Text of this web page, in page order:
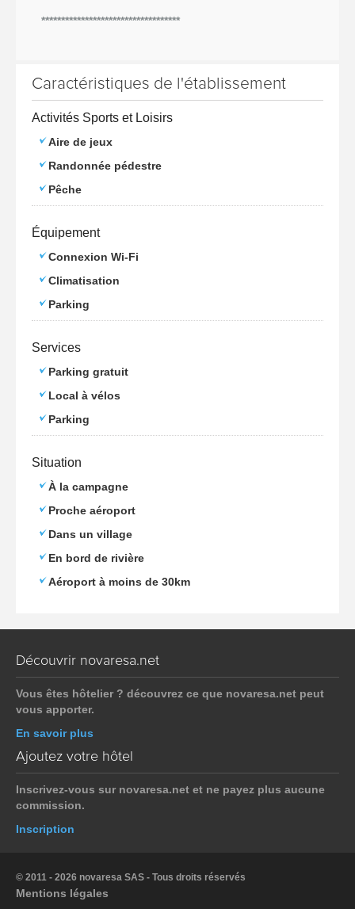
***********************************
Caractéristiques de l'établissement
Activités Sports et Loisirs
Aire de jeux
Randonnée pédestre
Pêche
Équipement
Connexion Wi-Fi
Climatisation
Parking
Services
Parking gratuit
Local à vélos
Parking
Situation
À la campagne
Proche aéroport
Dans un village
En bord de rivière
Aéroport à moins de 30km
Découvrir novaresa.net
Vous êtes hôtelier ? découvrez ce que novaresa.net peut
vous apporter.
En savoir plus
Ajoutez votre hôtel
Inscrivez-vous sur novaresa.net et ne payez plus aucune
commission.
Inscription
© 2011 - 2026 novaresa SAS - Tous droits réservés
Mentions légales